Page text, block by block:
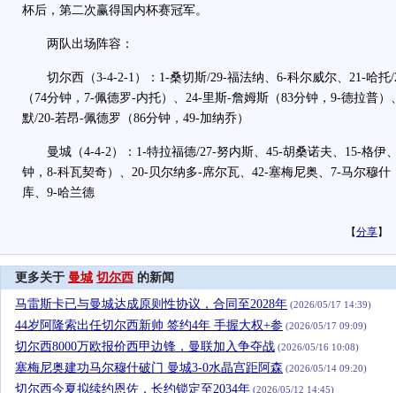
杯后，第二次赢得国内杯赛冠军。
两队出场阵容：
切尔西（3-4-2-1）：1-桑切斯/29-福法纳、6-科尔威尔、21-哈托/
（74分钟，7-佩德罗-内托）、24-里斯-詹姆斯（83分钟，9-德拉普
默/20-若昂-佩德罗（86分钟，49-加纳乔）
曼城（4-4-2）：1-特拉福德/27-努内斯、45-胡桑诺夫、15-格伊
钟，8-科瓦契奇）、20-贝尔纳多-席尔瓦、42-塞梅尼奥、7-马尔穆什
库、9-哈兰德
【分享】
更多关于 曼城 切尔西 的新闻
马雷斯卡已与曼城达成原则性协议，合同至2028年 (2026/05/17 14:39)
44岁阿隆索出任切尔西新帅 签约4年 手握大权+参 (2026/05/17 09:09)
切尔西8000万欧报价西甲边锋，曼联加入争夺战 (2026/05/16 10:08)
塞梅尼奥建功马尔穆什破门 曼城3-0水晶宫距阿森 (2026/05/14 09:20)
切尔西今夏拟续约恩佐，长约锁定至2034年 (2026/05/12 14:45)